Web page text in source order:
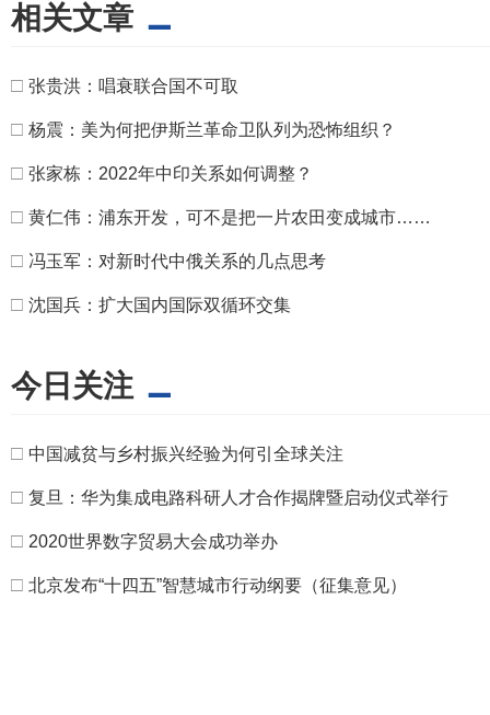
相关文章
□ 张贵洪：唱衰联合国不可取
□ 杨震：美为何把伊斯兰革命卫队列为恐怖组织？
□ 张家栋：2022年中印关系如何调整？
□ 黄仁伟：浦东开发，可不是把一片农田变成城市……
□ 冯玉军：对新时代中俄关系的几点思考
□ 沈国兵：扩大国内国际双循环交集
今日关注
□ 中国减贫与乡村振兴经验为何引全球关注
□ 复旦：华为集成电路科研人才合作揭牌暨启动仪式举行
□ 2020世界数字贸易大会成功举办
□ 北京发布“十四五”智慧城市行动纲要（征集意见）